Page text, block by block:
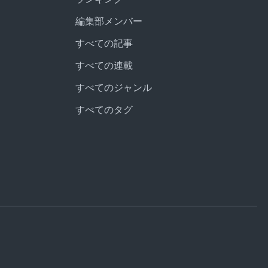
編集部メンバー
すべての記事
すべての連載
すべてのジャンル
すべてのタグ